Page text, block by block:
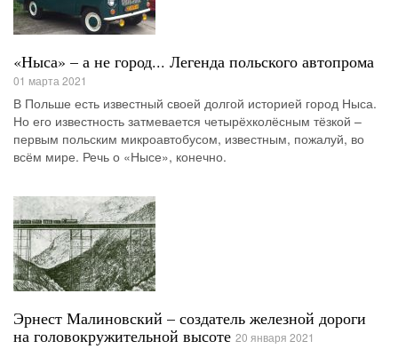
«Ныса» – а не город... Легенда польского автопрома
01 марта 2021
В Польше есть известный своей долгой историей город Ныса.
Но его известность затмевается четырёхколёсным тёзкой –
первым польским микроавтобусом, известным, пожалуй, во
всём мире. Речь о «Нысе», конечно.
Эрнест Малиновский – создатель железной дороги
на головокружительной высоте 20 января 2021